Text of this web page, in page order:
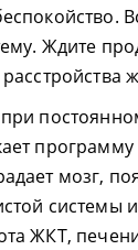
Ждите
мозг,
системы
ЖКТ,